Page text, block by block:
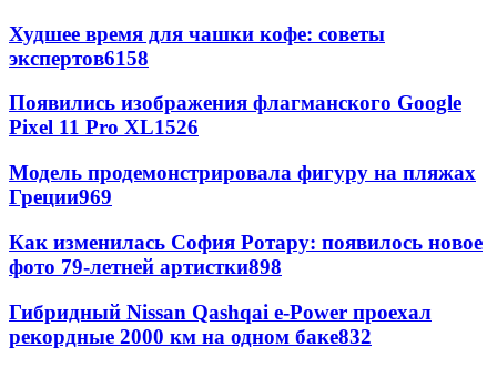
Худшее время для чашки кофе: советы
экспертов6158
Появились изображения флагманского Google
Pixel 11 Pro XL1526
Модель продемонстрировала фигуру на пляжах
Греции969
Как изменилась София Ротару: появилось новое
фото 79-летней артистки898
Гибридный Nissan Qashqai e-Power проехал
рекордные 2000 км на одном баке832